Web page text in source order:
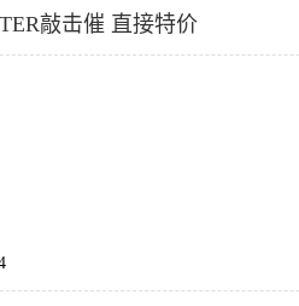
敲击催 直接特价